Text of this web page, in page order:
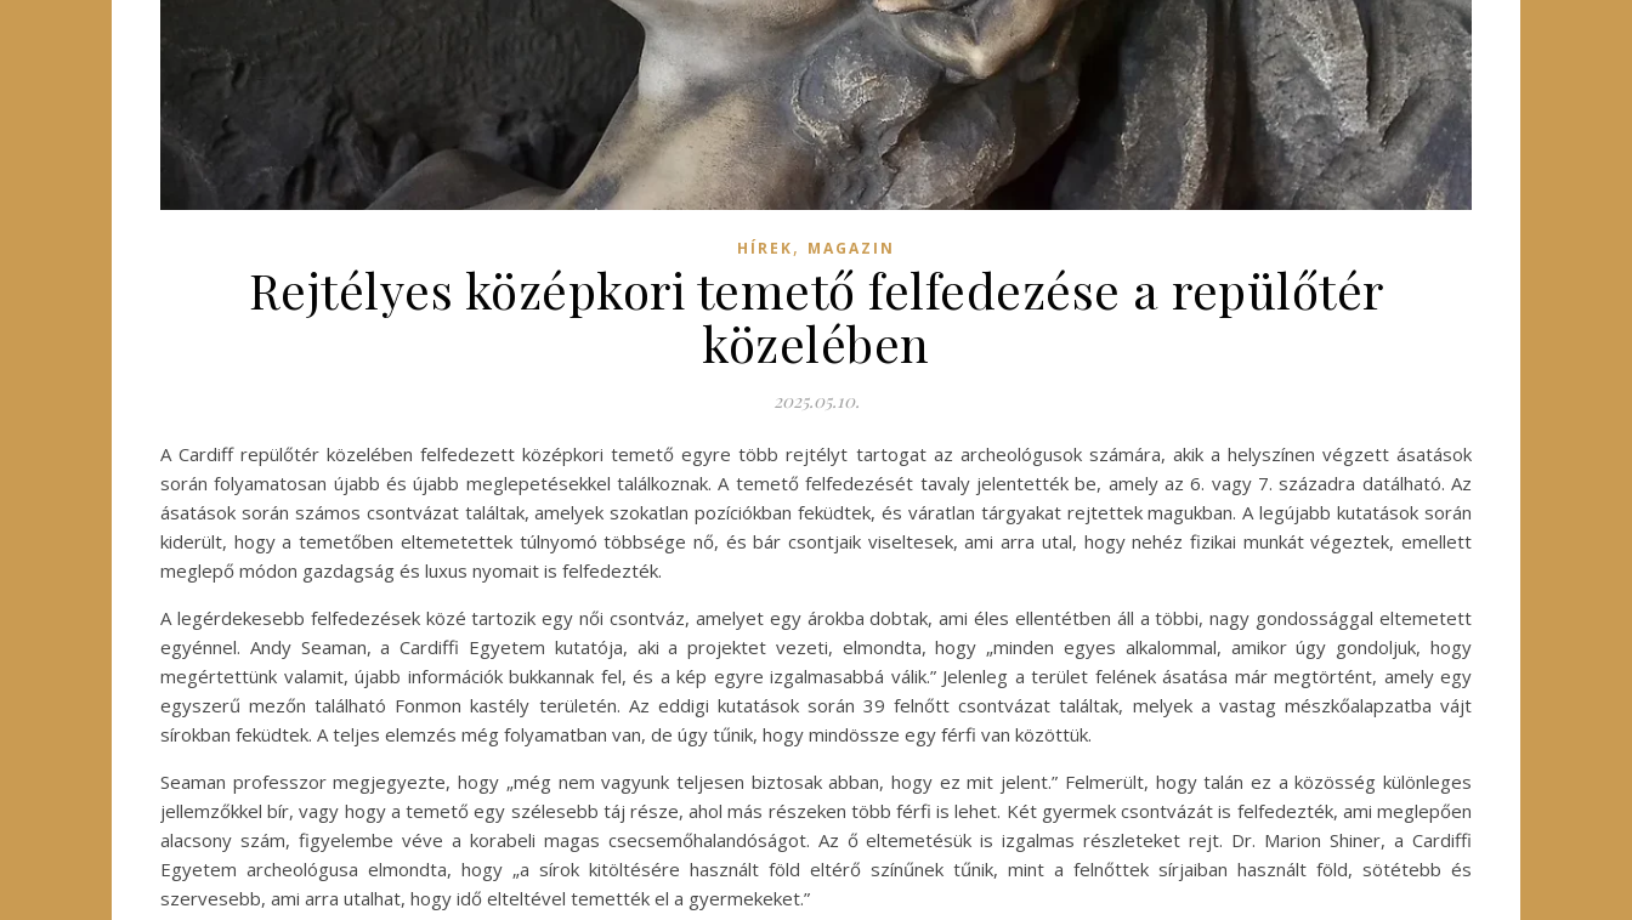
HÍREK, MAGAZIN
Rejtélyes középkori temető felfedezése a repülőtér
közelében
2025.05.10.
A Cardiff repülőtér közelében felfedezett középkori temető egyre több rejtélyt tartogat az archeológusok számára, akik a helyszínen végzett ásatások
során folyamatosan újabb és újabb meglepetésekkel találkoznak. A temető felfedezését tavaly jelentették be, amely az 6. vagy 7. századra datálható. Az
ásatások során számos csontvázat találtak, amelyek szokatlan pozíciókban feküdtek, és váratlan tárgyakat rejtettek magukban. A legújabb kutatások során
kiderült, hogy a temetőben eltemetettek túlnyomó többsége nő, és bár csontjaik viseltesek, ami arra utal, hogy nehéz fizikai munkát végeztek, emellett
meglepő módon gazdagság és luxus nyomait is felfedezték.
A legérdekesebb felfedezések közé tartozik egy női csontváz, amelyet egy árokba dobtak, ami éles ellentétben áll a többi, nagy gondossággal eltemetett
egyénnel. Andy Seaman, a Cardiffi Egyetem kutatója, aki a projektet vezeti, elmondta, hogy „minden egyes alkalommal, amikor úgy gondoljuk, hogy
megértettünk valamit, újabb információk bukkannak fel, és a kép egyre izgalmasabbá válik.” Jelenleg a terület felének ásatása már megtörtént, amely egy
egyszerű mezőn található Fonmon kastély területén. Az eddigi kutatások során 39 felnőtt csontvázat találtak, melyek a vastag mészkőalapzatba vájt
sírokban feküdtek. A teljes elemzés még folyamatban van, de úgy tűnik, hogy mindössze egy férfi van közöttük.
Seaman professzor megjegyezte, hogy „még nem vagyunk teljesen biztosak abban, hogy ez mit jelent.” Felmerült, hogy talán ez a közösség különleges
jellemzőkkel bír, vagy hogy a temető egy szélesebb táj része, ahol más részeken több férfi is lehet. Két gyermek csontvázát is felfedezték, ami meglepően
alacsony szám, figyelembe véve a korabeli magas csecsemőhalandóságot. Az ő eltemetésük is izgalmas részleteket rejt. Dr. Marion Shiner, a Cardiffi
Egyetem archeológusa elmondta, hogy „a sírok kitöltésére használt föld eltérő színűnek tűnik, mint a felnőttek sírjaiban használt föld, sötétebb és
szervesebb, ami arra utalhat, hogy idő elteltével temették el a gyermekeket.”